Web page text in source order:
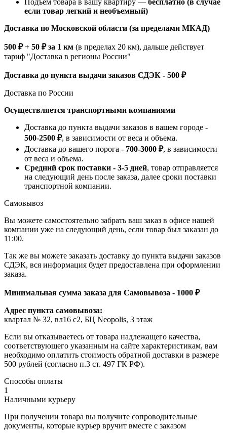
Подъем товара в вашу квартиру — бесплатно (в случае
если товар легкий и необъемный)
Доставка по Московской области (за пределами МКАД)
500 ₽ + 50 ₽ за 1 км (в пределах 20 км), дальше действует
тариф "Доставка в регионы России"
Доставка до пункта выдачи заказов СДЭК - 500 ₽
Доставка по России
Осуществляется транспортными компаниями
Доставка до пункта выдачи заказов в вашем городе -
500-2500 ₽, в зависимости от веса и объема.
Доставка до вашего порога - 700-3000 ₽, в зависимости
от веса и объема.
Средний срок поставки - 3-5 дней, товар отправляется
на следующий день после заказа, далее сроки поставки
транспортной компании.
Самовывоз
Вы можете самостоятельно забрать ваш заказ в офисе нашей
компании уже на следующий день, если товар был заказан до
11:00.
Так же вы можете заказать доставку до пункта выдачи заказов
СДЭК, вся информация будет предоставлена при оформлении
заказа.
Минимальная сумма заказа для Самовывоза - 1000 ₽
Адрес пункта самовывоза:
квартал № 32, вл16 с2, БЦ Neopolis, 3 этаж
Если вы отказываетесь от товара надлежащего качества,
соответствующего указанным на сайте характеристикам, вам
необходимо оплатить стоимость обратной доставки в размере
500 рублей (согласно п.3 ст. 497 ГК РФ).
Способы оплаты
1
Наличными курьеру
При получении товара вы получите сопроводительные
документы, которые курьер вручит вместе с заказом